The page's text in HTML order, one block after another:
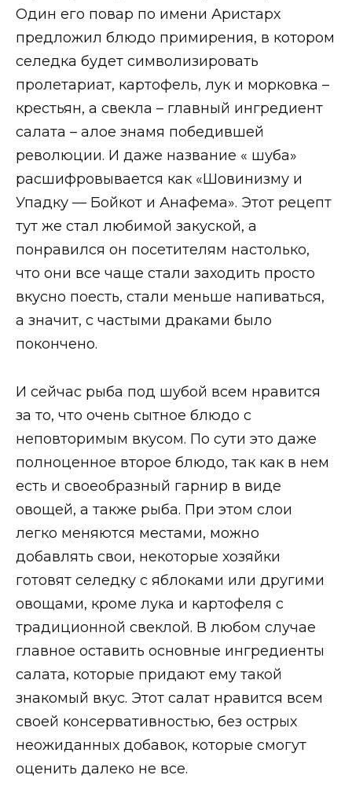
Один его повар по имени Аристарх
предложил блюдо примирения, в котором
селедка будет символизировать
пролетариат, картофель, лук и морковка –
крестьян, а свекла – главный ингредиент
салата – алое знамя победившей
революции. И даже название « шуба»
расшифровывается как «Шовинизму и
Упадку — Бойкот и Анафема». Этот рецепт
тут же стал любимой закуской, а
понравился он посетителям настолько,
что они все чаще стали заходить просто
вкусно поесть, стали меньше напиваться,
а значит, с частыми драками было
покончено.
И сейчас рыба под шубой всем нравится
за то, что очень сытное блюдо с
неповторимым вкусом. По сути это даже
полноценное второе блюдо, так как в нем
есть и своеобразный гарнир в виде
овощей, а также рыба. При этом слои
легко меняются местами, можно
добавлять свои, некоторые хозяйки
готовят селедку с яблоками или другими
овощами, кроме лука и картофеля с
традиционной свеклой. В любом случае
главное оставить основные ингредиенты
салата, которые придают ему такой
знакомый вкус. Этот салат нравится всем
своей консервативностью, без острых
неожиданных добавок, которые смогут
оценить далеко не все.